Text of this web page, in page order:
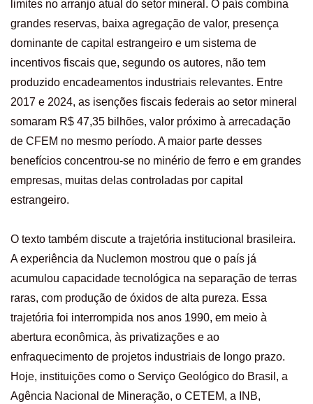
limites no arranjo atual do setor mineral. O país combina
grandes reservas, baixa agregação de valor, presença
dominante de capital estrangeiro e um sistema de
incentivos fiscais que, segundo os autores, não tem
produzido encadeamentos industriais relevantes. Entre
2017 e 2024, as isenções fiscais federais ao setor mineral
somaram R$ 47,35 bilhões, valor próximo à arrecadação
de CFEM no mesmo período. A maior parte desses
benefícios concentrou-se no minério de ferro e em grandes
empresas, muitas delas controladas por capital
estrangeiro.
O texto também discute a trajetória institucional brasileira.
A experiência da Nuclemon mostrou que o país já
acumulou capacidade tecnológica na separação de terras
raras, com produção de óxidos de alta pureza. Essa
trajetória foi interrompida nos anos 1990, em meio à
abertura econômica, às privatizações e ao
enfraquecimento de projetos industriais de longo prazo.
Hoje, instituições como o Serviço Geológico do Brasil, a
Agência Nacional de Mineração, o CETEM, a INB,